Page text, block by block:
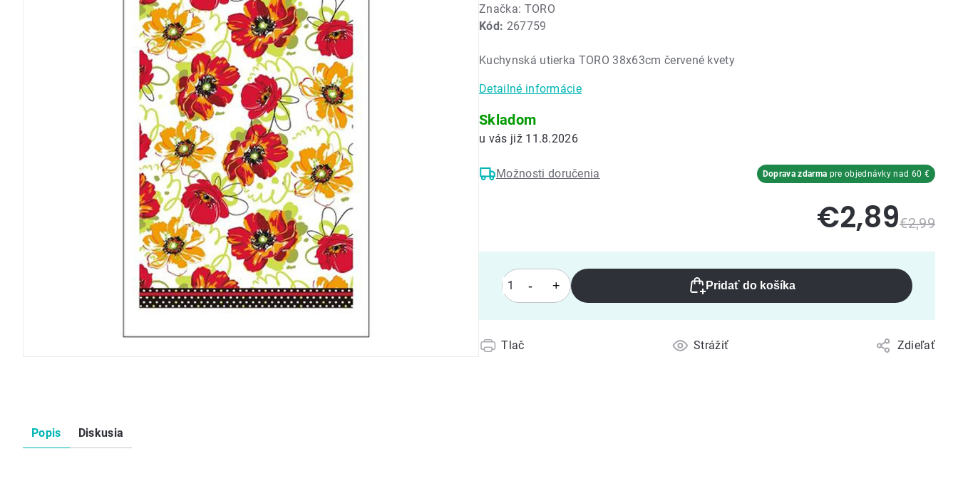
Kód: 267759
hodnotenie
produktu
0,0
5
hviezdičiek.
Značka: TORO
Pridať do košíka
Kuchynská utierka TORO 38x63cm červené kvety
Detailné informácie
Tlač Strážiť Zdieľať
Skladom
11.8.2026
Možnosti doručenia Doprava zdarma pre objednávky nad 60 €
€2,99
€2,89
Popis Diskusia